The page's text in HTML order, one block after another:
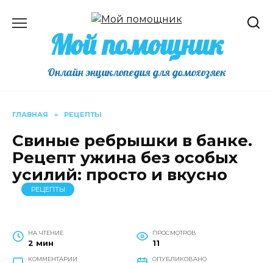
содержаниюМой помощник
Онлайн энциклопедия для домохозяек
ГЛАВНАЯ » РЕЦЕПТЫ
Свиные ребрышки в банке.
Рецепт ужина без особых
усилий: просто и вкусно
РЕЦЕПТЫ
НА ЧТЕНИЕ
2 мин
ПРОСМОТРОВ
11
КОММЕНТАРИИ ОПУБЛИКОВАНО